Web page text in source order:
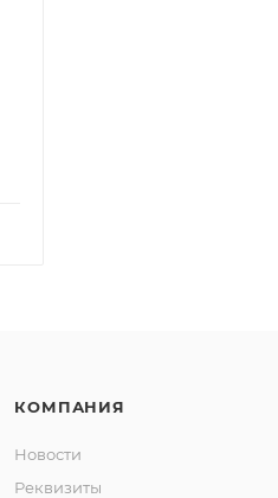
КОМПАНИЯ
Новости
Реквизиты